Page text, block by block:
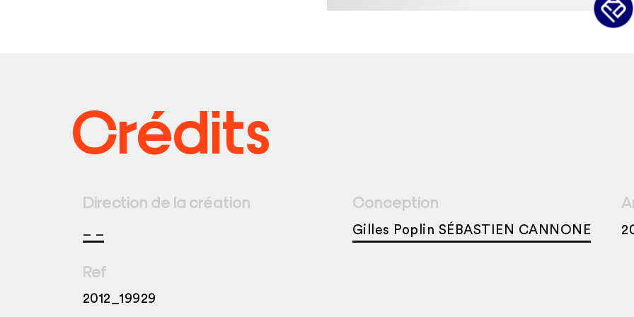
Crédits
Direction de la création Conception
Gilles Poplin SÉBASTIEN CANNONE
Ref
2012_19929